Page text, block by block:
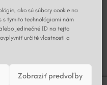
ako sú súbory cookie na
týmito technológiami nám
jedinečné ID na tejto
určité vlastnosti a
Zobraziť predvoľby